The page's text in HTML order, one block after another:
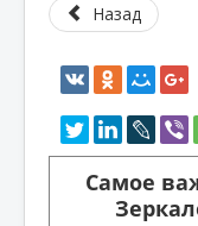
Назад
Самое